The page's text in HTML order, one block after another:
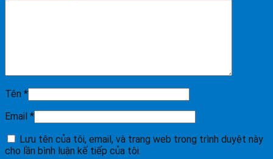
Tên *
Email *
Lưu tên của tôi, email, và trang web trong trình duyệt này
cho lần bình luận kế tiếp của tôi.